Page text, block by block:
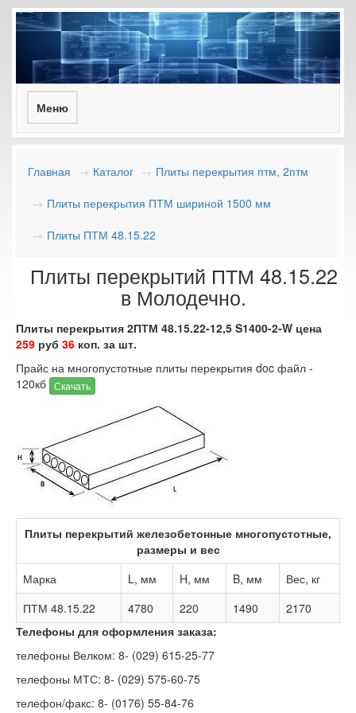
Toggle
navigation
Меню
Главная Каталог
Плиты перекрытия птм, 2птм
Плиты перекрытия ПТМ шириной 1500 мм
Плиты ПТМ 48.15.22
Плиты перекрытий ПТМ 48.15.22
в Молодечно.
Плиты перекрытия 2ПТМ 48.15.22-12,5 S1400-2-W цена
259 руб 36 коп. за шт.
Прайс на многопустотные плиты перекрытия doc файл -
120кб Скачать
Плиты перекрытий железобетонные многопустотные,
размеры и вес
Марка
L, мм H, мм B, мм
Вес, кг
ПТМ 48.15.22
4780 220 1490
2170
Телефоны для оформления заказа:
телефоны Велком: 8- (029) 615-25-77
телефоны МТС: 8- (029) 575-60-75
телефон/факс: 8- (0176) 55-84-76